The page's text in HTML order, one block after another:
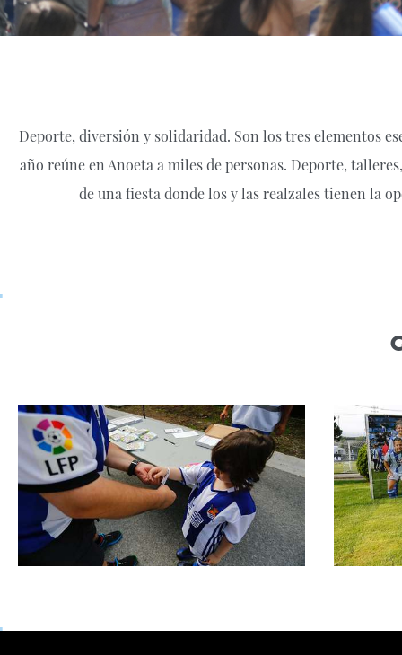
Deporte, diversión y solidaridad. Son los tres elementos
año reúne en Anoeta a miles de personas. Deporte,
de una fiesta donde los y las realzales tienen la